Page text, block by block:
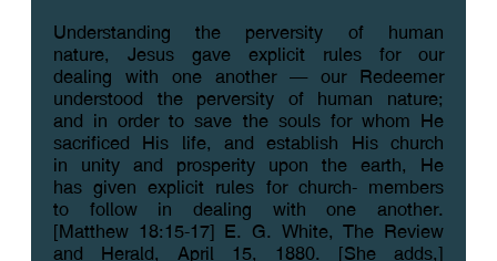
Understanding the perversity of human
nature, Jesus gave explicit rules for our
dealing with one another – our Redeemer
understood the perversity of human nature;
and in order to save the souls for whom He
sacrificed His life, and establish His church
in unity and prosperity upon the earth, He
has given explicit rules for church- members
to follow in dealing with one another.
[Matthew 18:15-17] E. G. White, The Review
and Herald, April 15, 1880. [She adds,]